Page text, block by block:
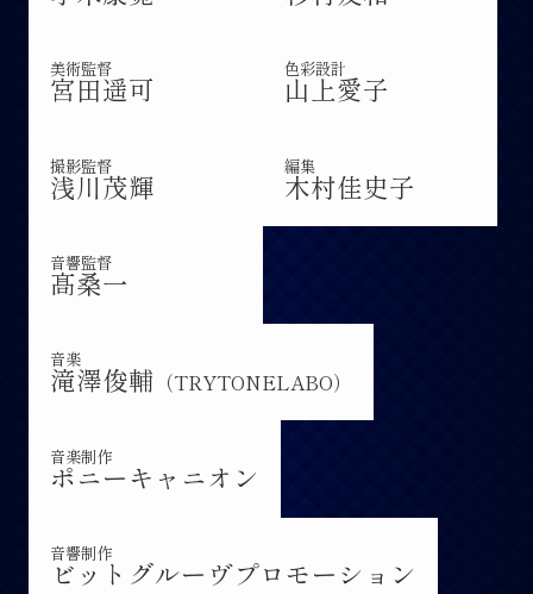
美術監督
宮田遥可
色彩設計
山上愛子
撮影監督
浅川茂輝
編集
木村佳史子
音響監督
髙桑一
音楽
滝澤俊輔 （TRYTONELABO）
音楽制作
ポニーキャニオン
音響制作
ビットグルーヴプロモーション